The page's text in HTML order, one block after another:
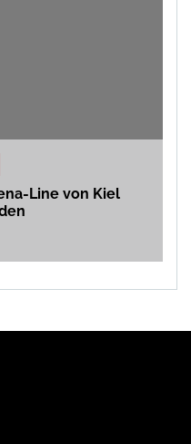
Line von Kiel